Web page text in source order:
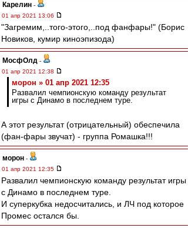
Карелин -
01 апр 2021 13:06
"Загремим,..того-этого,..под фанфары!" (Борис
Новиков, кумир киноэпизода)
МосфОлд -
01 апр 2021 12:38
морон » 01 апр 2021 12:35
Развалил чемпионскую команду результат
игры с Динамо в последнем туре.
А этот результат (отрицательный) обеспечила
(фан-фары звучат) - группа Ромашка!!!
морон -
01 апр 2021 12:35
Развалил чемпионскую команду результат игры
с Динамо в последнем туре.
И суперкубка недосчитались, и ЛЧ под которое
Промес остался бы.